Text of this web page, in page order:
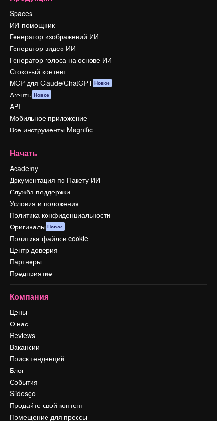
Spaces
ИИ-помощник
Генератор изображений ИИ
Генератор видео ИИ
Генератор голоса на основе ИИ
Стоковый контент
MCP для Claude/ChatGPT Новое
Агенты Новое
API
Мобильное приложение
Все инструменты Magnific
Начать
Academy
Документация по Пакету ИИ
Служба поддержки
Условия и положения
Политика конфиденциальности
Оригиналы Новое
Политика файлов cookie
Центр доверия
Партнеры
Предприятие
Компания
Цены
О нас
Reviews
Вакансии
Поиск тенденций
Блог
События
Slidesgo
Продайте свой контент
Помещение для прессы